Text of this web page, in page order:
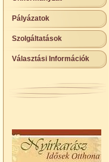
Pályázatok
Szolgáltatások
Választási Információk